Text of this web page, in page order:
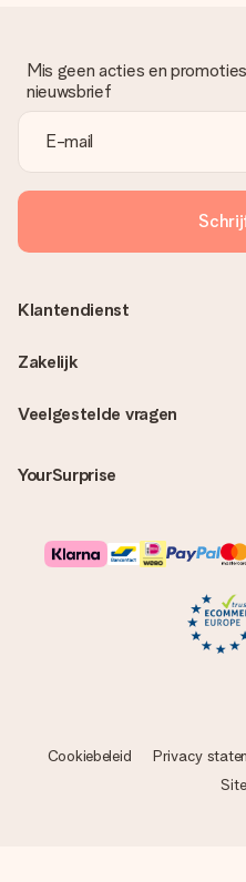
Mis geen acties en
nieuwsbrief
Veelgestelde vragen
YourSurprise
Klantendienst
Zakelijk
Cookiebeleid Privacy